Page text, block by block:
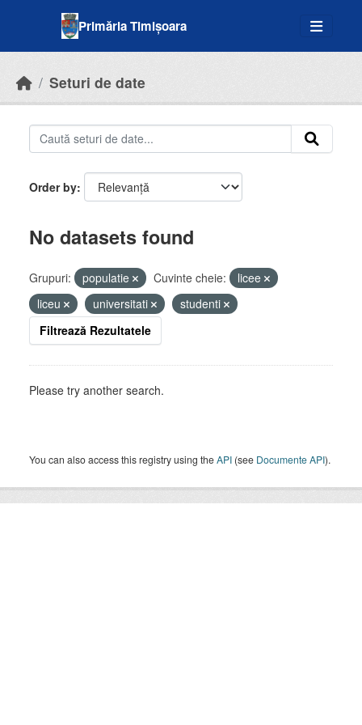
Primăria Timișoara
Seturi de date
Order by
No datasets found
Grupuri: populatie Cuvinte cheie:
licee
liceu
universitati
studenti
Filtrează Rezultatele
Please try another search.
You can also access this registry using theAPI (see Documente API).